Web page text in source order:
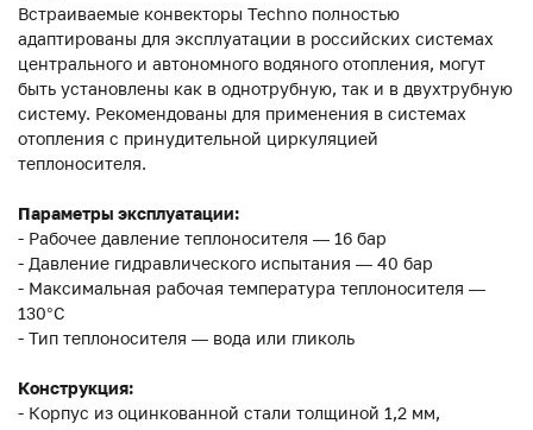
Встраиваемые конвекторы Techno полностью
адаптированы для эксплуатации в российских системах
центрального и автономного водяного отопления, могут
быть установлены как в однотрубную, так и в двухтрубную
систему. Рекомендованы для применения в системах
отопления с принудительной циркуляцией
теплоносителя.
Параметры эксплуатации:
- Рабочее давление теплоносителя — 16 бар
- Давление гидравлического испытания — 40 бар
- Максимальная рабочая температура теплоносителя —
130°С
- Тип теплоносителя — вода или гликоль
Конструкция:
- Корпус из оцинкованной стали толщиной 1,2 мм,